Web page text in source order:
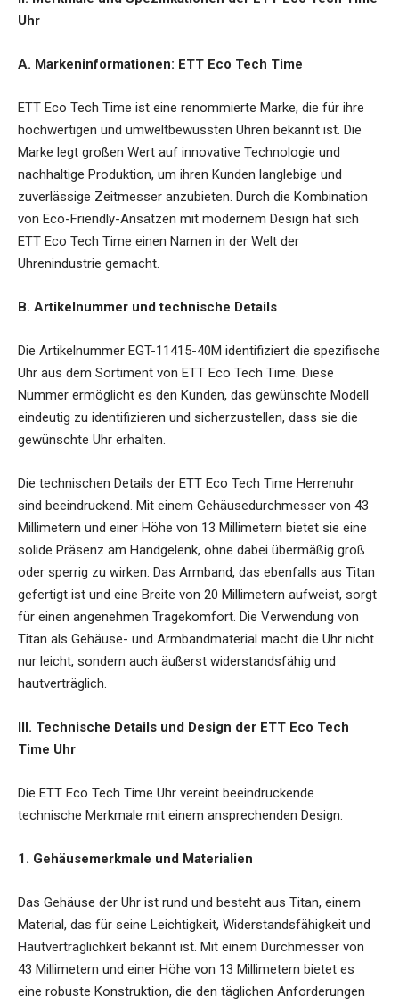
Uhr
A. Markeninformationen: ETT Eco Tech Time
ETT Eco Tech Time ist eine renommierte Marke, die für ihre
hochwertigen und umweltbewussten Uhren bekannt ist. Die
Marke legt großen Wert auf innovative Technologie und
nachhaltige Produktion, um ihren Kunden langlebige und
zuverlässige Zeitmesser anzubieten. Durch die Kombination
von Eco-Friendly-Ansätzen mit modernem Design hat sich
ETT Eco Tech Time einen Namen in der Welt der
Uhrenindustrie gemacht.
B. Artikelnummer und technische Details
Die Artikelnummer EGT-11415-40M identifiziert die spezifische
Uhr aus dem Sortiment von ETT Eco Tech Time. Diese
Nummer ermöglicht es den Kunden, das gewünschte Modell
eindeutig zu identifizieren und sicherzustellen, dass sie die
gewünschte Uhr erhalten.
Die technischen Details der ETT Eco Tech Time Herrenuhr
sind beeindruckend. Mit einem Gehäusedurchmesser von 43
Millimetern und einer Höhe von 13 Millimetern bietet sie eine
solide Präsenz am Handgelenk, ohne dabei übermäßig groß
oder sperrig zu wirken. Das Armband, das ebenfalls aus Titan
gefertigt ist und eine Breite von 20 Millimetern aufweist, sorgt
für einen angenehmen Tragekomfort. Die Verwendung von
Titan als Gehäuse- und Armbandmaterial macht die Uhr nicht
nur leicht, sondern auch äußerst widerstandsfähig und
hautverträglich.
III. Technische Details und Design der ETT Eco Tech
Time Uhr
Die ETT Eco Tech Time Uhr vereint beeindruckende
technische Merkmale mit einem ansprechenden Design.
1. Gehäusemerkmale und Materialien
Das Gehäuse der Uhr ist rund und besteht aus Titan, einem
Material, das für seine Leichtigkeit, Widerstandsfähigkeit und
Hautverträglichkeit bekannt ist. Mit einem Durchmesser von
43 Millimetern und einer Höhe von 13 Millimetern bietet es
eine robuste Konstruktion, die den täglichen Anforderungen